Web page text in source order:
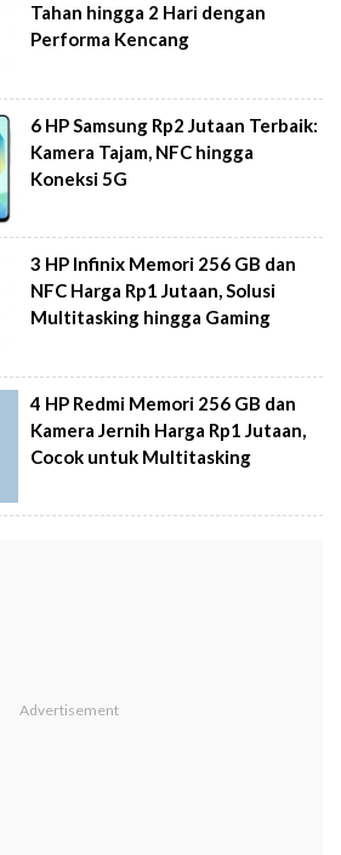
Tahan hingga 2 Hari dengan
Performa Kencang
6 HP Samsung Rp2 Jutaan Terbaik:
Kamera Tajam, NFC hingga
Koneksi 5G
3 HP Infinix Memori 256 GB dan
NFC Harga Rp1 Jutaan, Solusi
Multitasking hingga Gaming
4 HP Redmi Memori 256 GB dan
Kamera Jernih Harga Rp1 Jutaan,
Cocok untuk Multitasking